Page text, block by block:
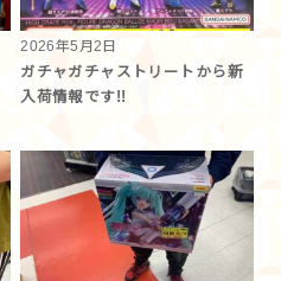
2026年5月2日
ガチャガチャストリートから新
入荷情報です!!